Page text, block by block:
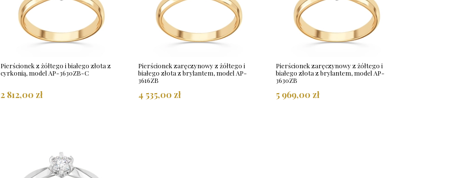
Pierścionek z żółtego i białego złota z
cyrkonią, model AP-3630ZB-C
2 812,00 zł
Pierścionek zaręczynowy z żółtego i
białego złota z brylantem, model AP-
3616ZB
4 535,00 zł
Pierścionek zaręczynowy z żółtego i
białego złota z brylantem, model AP-
3630ZB
5 969,00 zł